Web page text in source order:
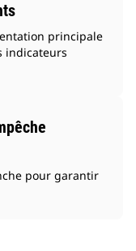
principale
indicateurs
pour garantir